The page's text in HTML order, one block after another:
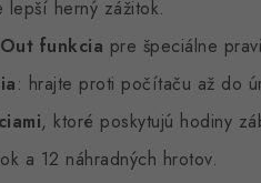
lepší herný zážitok.
funkcia pre špeciálne
: hrajte proti počítaču až do
, ktoré poskytujú hodiny
a 12 náhradných hrotov.